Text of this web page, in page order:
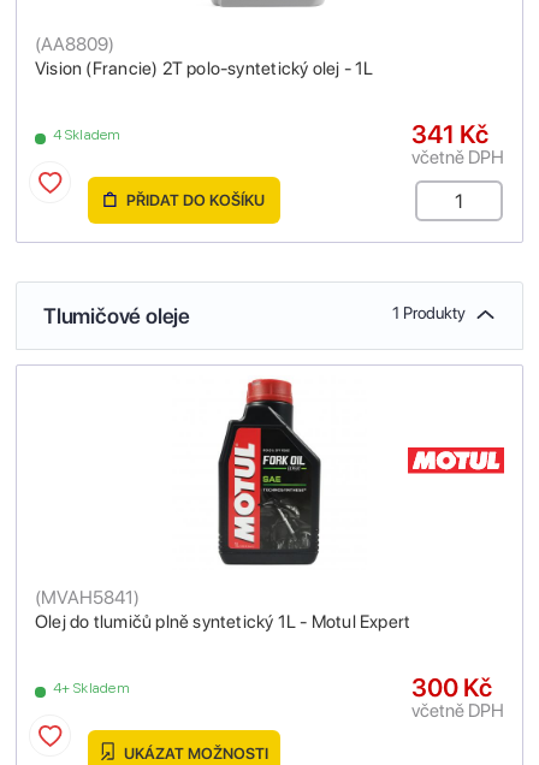
Vision (Francie) 2T polo-syntetický olej - 1L
(AA8809)
4 Skladem 341 Kč
včetně DPH
PŘIDAT DO KOŠÍKU
Tlumičové oleje 1 Produkty
Olej do tlumičů plně syntetický 1L - Motul Expert
(MVAH5841)
4+ Skladem 300 Kč
včetně DPH
UKÁZAT MOŽNOSTI